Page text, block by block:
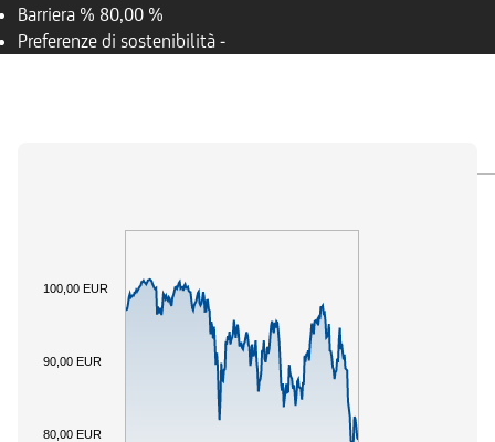
Barriera % 80,00 %
Preferenze di sostenibilità -
80,00 EUR
90,00 EUR
100,00 EUR